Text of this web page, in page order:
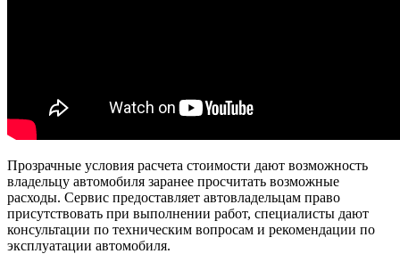
Прозрачные условия расчета стоимости дают возможность
владельцу автомобиля заранее просчитать возможные
расходы. Сервис предоставляет автовладельцам право
присутствовать при выполнении работ, специалисты дают
консультации по техническим вопросам и рекомендации по
эксплуатации автомобиля.